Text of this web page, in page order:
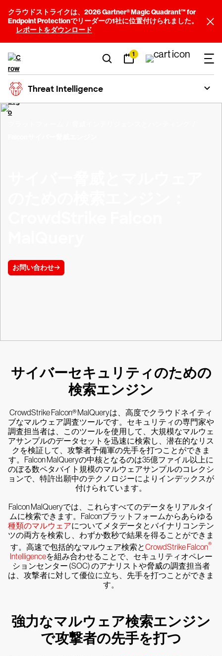
クラウドストライクは、2026 Gartner® Magic Quadrant™ for
Endpoint Protectionでリーダーの1社に位置付けられました。
レポートをダウンロード
1
Threat Intelligence
お問い合わせ
サイバーセキュリティのための
検索エンジン
CrowdStrike Falcon® MalQueryは、高度でクラウドネイティ
ブなマルウェア調査ツールです。セキュリティの専門家や
調査担当者は、このツールを使用して、大規模なマルウェ
アサンプルのデータセットを迅速に検索し、潜在的なリス
クを検証して、攻撃者予備軍の先手を打つことができま
す。Falcon MalQueryの中核となるのは35億ファイル以上に
のぼる数ペタバイト規模のマルウェアサンプルのコレクシ
ョンで、特許出願中のテクノロジーによりインデックスが
付けられています。
Falcon MalQueryでは、これらすべてのデータをリアルタイ
ムに検索できます。Falconプラットフォームからあらゆる
種類のマルウェアについてメタデータとバイナリコンテン
ツの両方を検索し、わずか数秒で結果を得ることができま
す。高速で包括的なマルウェア検索とCrowdStrike Falcon®
Intelligenceを組み合わせることで、セキュリティオペレー
ションセンター (SOC) のアナリストや脅威の調査担当者
は、攻撃者に対して優位に立ち、先手を打つことができま
す。
強力なマルウェア検索エンジン
で攻撃者の先手を打つ